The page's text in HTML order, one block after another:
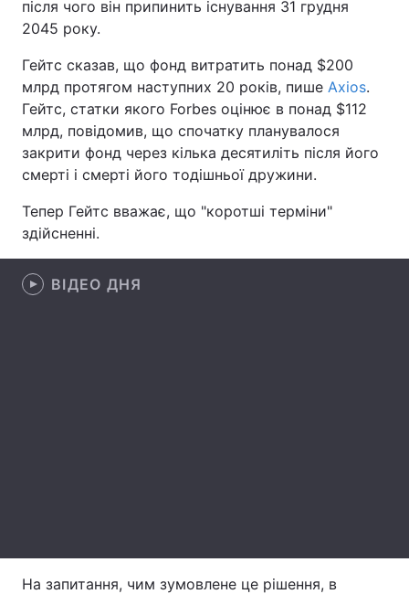
Лонгріди
Відео з Youtube Статті
Інтерв'ю Думки
Архів Вакансії
Контакти
Послуги
після чого він припинить існування 31 грудня
2045 року.
Гейтс сказав, що фонд витратить понад $200
млрд протягом наступних 20 років, пише Axios.
Гейтс, статки якого Forbes оцінює в понад $112
млрд, повідомив, що спочатку планувалося
закрити фонд через кілька десятиліть після його
смерті і смерті його тодішньої дружини.
Тепер Гейтс вважає, що "коротші терміни"
здійсненні.
ВІДЕО ДНЯ
На запитання, чим зумовлене це рішення, в